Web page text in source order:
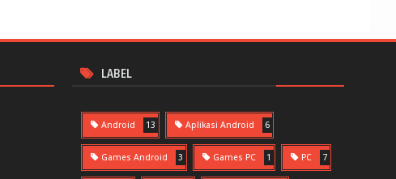
LABEL
Android 13 Aplikasi Android 6
Games Android 3 Games PC 1 PC 7